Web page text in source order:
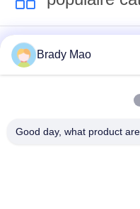
De Antenne van
Omniwifi
Brady Mao
Good day, what product